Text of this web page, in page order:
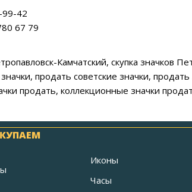
42
67 79
Камчатский, скупка значков
продать советские значки,
продать, коллекционные значки
Иконы
Часы